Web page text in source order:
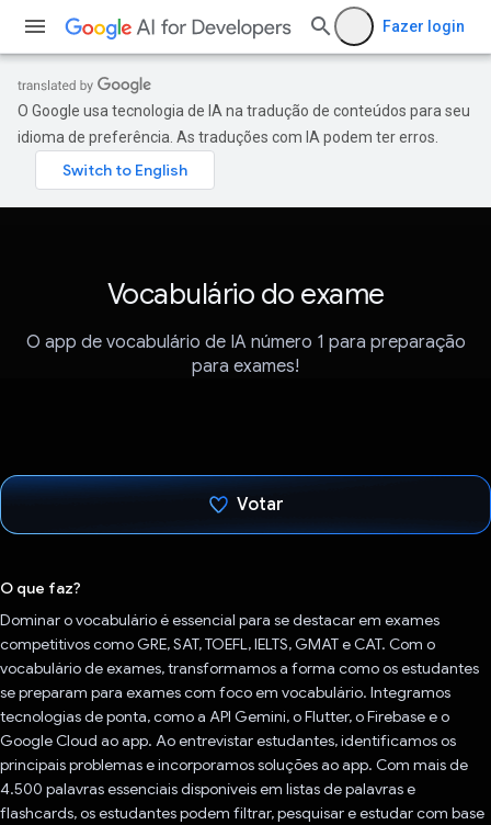
Fazer login
O Google usa tecnologia de IA na tradução de conteúdos para seu
idioma de preferência. As traduções com IA podem ter erros.
Vocabulário do exame
O app de vocabulário de IA número 1 para preparação
para exames!
Votar
O que faz?
Dominar o vocabulário é essencial para se destacar em exames
competitivos como GRE, SAT, TOEFL, IELTS, GMAT e CAT. Com o
vocabulário de exames, transformamos a forma como os estudantes
se preparam para exames com foco em vocabulário. Integramos
tecnologias de ponta, como a API Gemini, o Flutter, o Firebase e o
Google Cloud ao app. Ao entrevistar estudantes, identificamos os
principais problemas e incorporamos soluções ao app. Com mais de
4.500 palavras essenciais disponíveis em listas de palavras e
flashcards, os estudantes podem filtrar, pesquisar e estudar com base